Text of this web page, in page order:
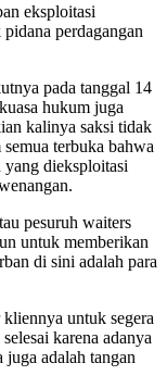
eksploitasi
perdagangan
pada tanggal 14
hukum juga
kalinya saksi tidak
terbuka bahwa
dieksploitasi
pesuruh waiters
untuk memberikan
di sini adalah para
untuk segera
karena adanya
adalah tangan